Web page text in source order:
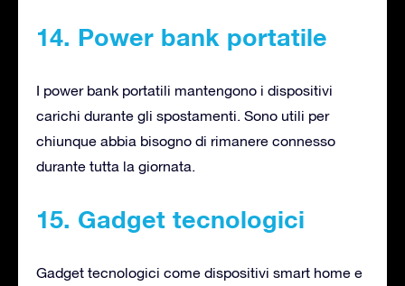
14. Power bank portatile
I power bank portatili mantengono i dispositivi
carichi durante gli spostamenti. Sono utili per
chiunque abbia bisogno di rimanere connesso
durante tutta la giornata.
15. Gadget tecnologici
Gadget tecnologici come dispositivi smart home e